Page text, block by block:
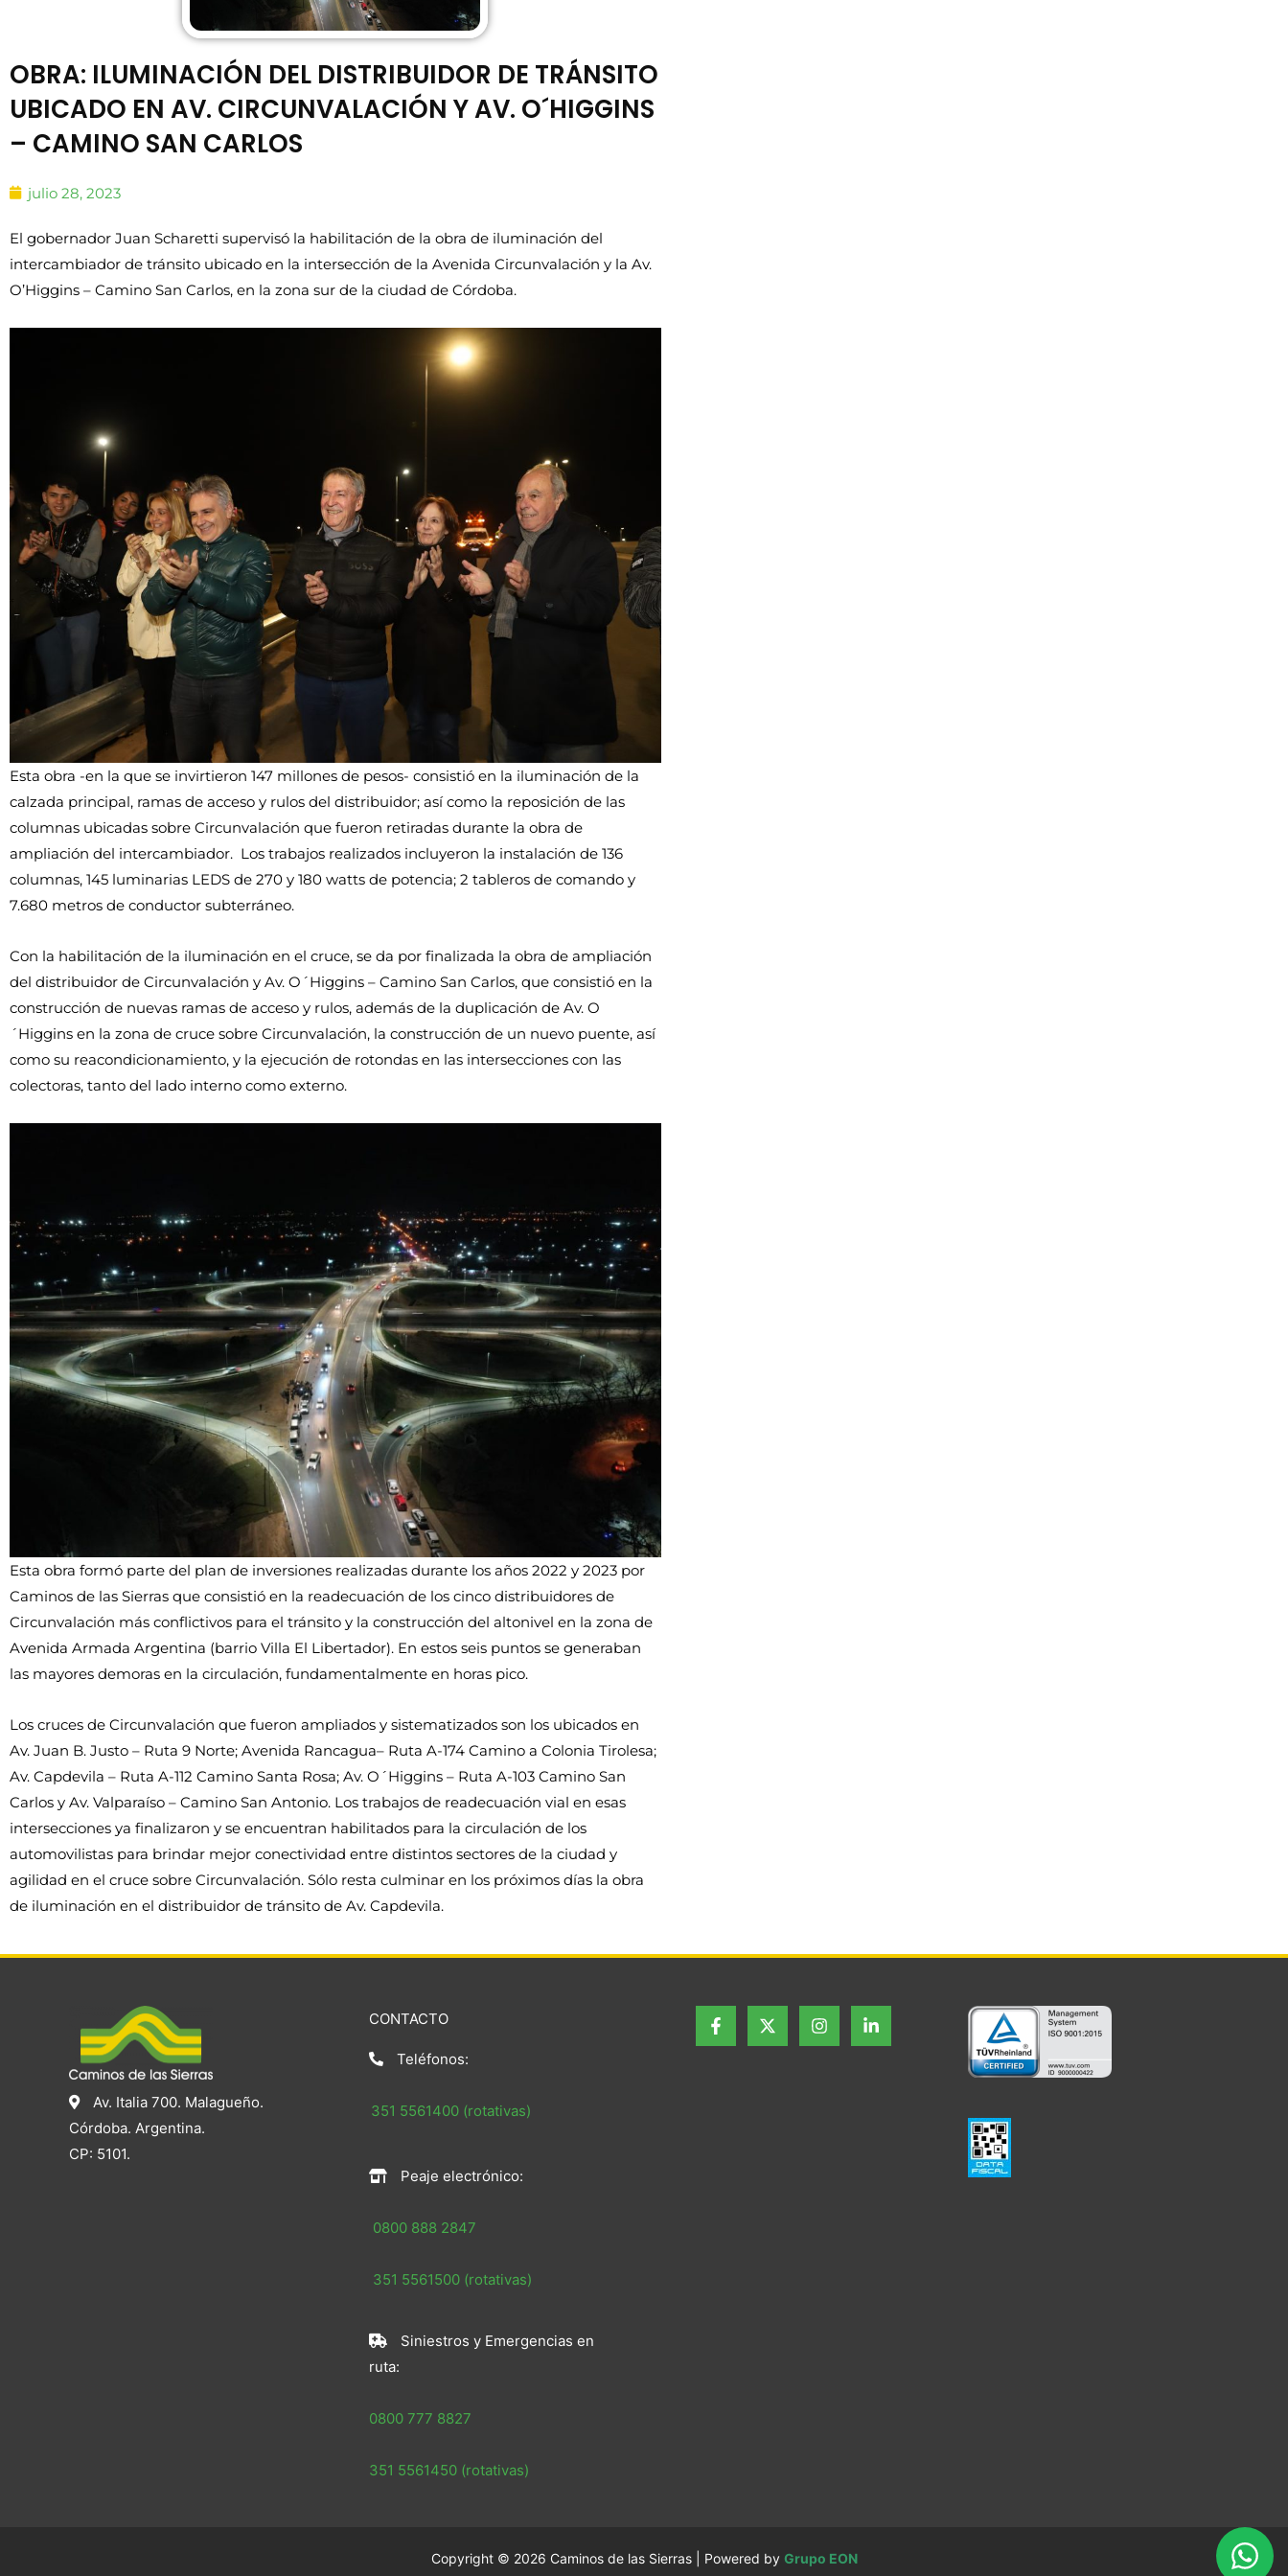
OBRA: ILUMINACIÓN DEL DISTRIBUIDOR DE TRÁNSITO
UBICADO EN AV. CIRCUNVALACIÓN Y AV. O´HIGGINS
– CAMINO SAN CARLOS
julio 28, 2023
El gobernador Juan Scharetti supervisó la habilitación de la obra de iluminación del
intercambiador de tránsito ubicado en la intersección de la Avenida Circunvalación y la Av.
O’Higgins – Camino San Carlos, en la zona sur de la ciudad de Córdoba.
Esta obra -en la que se invirtieron 147 millones de pesos- consistió en la iluminación de la
calzada principal, ramas de acceso y rulos del distribuidor; así como la reposición de las
columnas ubicadas sobre Circunvalación que fueron retiradas durante la obra de
ampliación del intercambiador. Los trabajos realizados incluyeron la instalación de 136
columnas, 145 luminarias LEDS de 270 y 180 watts de potencia; 2 tableros de comando y
7.680 metros de conductor subterráneo.
Con la habilitación de la iluminación en el cruce, se da por finalizada la obra de ampliación
del distribuidor de Circunvalación y Av. O´Higgins – Camino San Carlos, que consistió en la
construcción de nuevas ramas de acceso y rulos, además de la duplicación de Av. O
´Higgins en la zona de cruce sobre Circunvalación, la construcción de un nuevo puente, así
como su reacondicionamiento, y la ejecución de rotondas en las intersecciones con las
colectoras, tanto del lado interno como externo.
Esta obra formó parte del plan de inversiones realizadas durante los años 2022 y 2023 por
Caminos de las Sierras que consistió en la readecuación de los cinco distribuidores de
Circunvalación más conflictivos para el tránsito y la construcción del altonivel en la zona de
Avenida Armada Argentina (barrio Villa El Libertador). En estos seis puntos se generaban
las mayores demoras en la circulación, fundamentalmente en horas pico.
Los cruces de Circunvalación que fueron ampliados y sistematizados son los ubicados en
Av. Juan B. Justo – Ruta 9 Norte; Avenida Rancagua– Ruta A-174 Camino a Colonia Tirolesa;
Av. Capdevila – Ruta A-112 Camino Santa Rosa; Av. O´Higgins – Ruta A-103 Camino San
Carlos y Av. Valparaíso – Camino San Antonio. Los trabajos de readecuación vial en esas
intersecciones ya finalizaron y se encuentran habilitados para la circulación de los
automovilistas para brindar mejor conectividad entre distintos sectores de la ciudad y
agilidad en el cruce sobre Circunvalación. Sólo resta culminar en los próximos días la obra
de iluminación en el distribuidor de tránsito de Av. Capdevila.
Av. Italia 700. Malagueño.
Córdoba. Argentina.
CP: 5101.
CONTACTO
Teléfonos:
351 5561400 (rotativas)
Peaje electrónico:
0800 888 2847
351 5561500 (rotativas)
Siniestros y Emergencias en
ruta:
0800 777 8827
351 5561450 (rotativas)
Copyright © 2026 Caminos de las Sierras | Powered by Grupo EON